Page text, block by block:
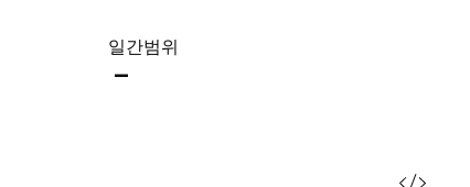
일간범위
–